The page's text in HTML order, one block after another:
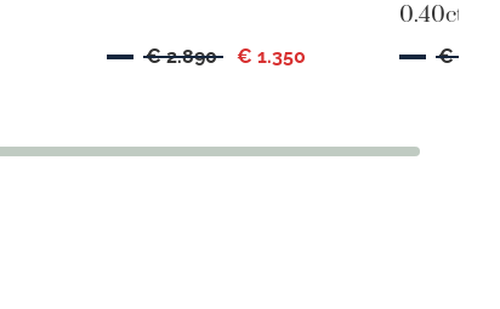
€ 2.890 € 1.350
0.40ct
€